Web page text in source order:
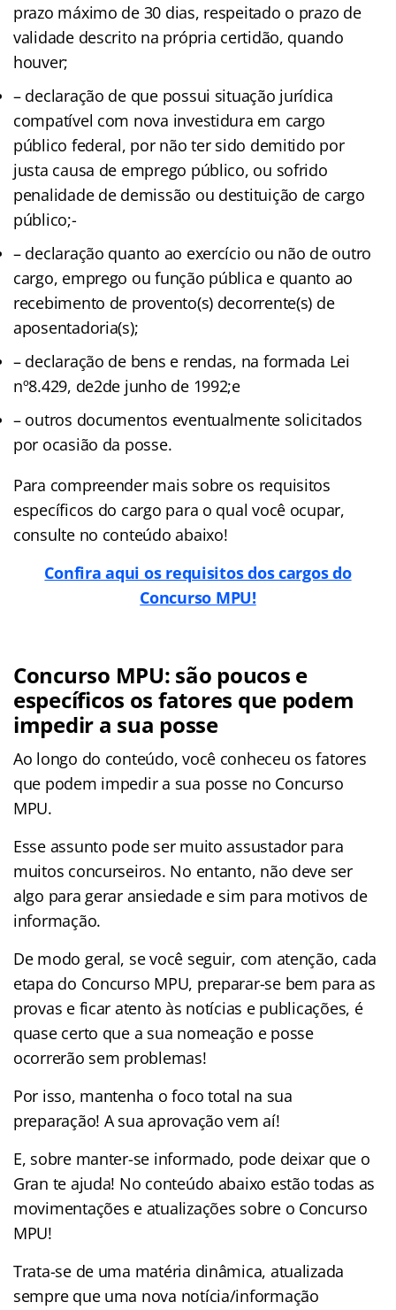
prazo máximo de 30 dias, respeitado o prazo de
validade descrito na própria certidão, quando
houver;
– declaração de que possui situação jurídica
compatível com nova investidura em cargo
público federal, por não ter sido demitido por
justa causa de emprego público, ou sofrido
penalidade de demissão ou destituição de cargo
público;-
– declaração quanto ao exercício ou não de outro
cargo, emprego ou função pública e quanto ao
recebimento de provento(s) decorrente(s) de
aposentadoria(s);
– declaração de bens e rendas, na formada Lei
nº8.429, de2de junho de 1992;e
– outros documentos eventualmente solicitados
por ocasião da posse.
Para compreender mais sobre os requisitos
específicos do cargo para o qual você ocupar,
consulte no conteúdo abaixo!
Confira aqui os requisitos dos cargos do
Concurso MPU!
Concurso MPU: são poucos e
específicos os fatores que podem
impedir a sua posse
Ao longo do conteúdo, você conheceu os fatores
que podem impedir a sua posse no Concurso
MPU.
Esse assunto pode ser muito assustador para
muitos concurseiros. No entanto, não deve ser
algo para gerar ansiedade e sim para motivos de
informação.
De modo geral, se você seguir, com atenção, cada
etapa do Concurso MPU, preparar-se bem para as
provas e ficar atento às notícias e publicações, é
quase certo que a sua nomeação e posse
ocorrerão sem problemas!
Por isso, mantenha o foco total na sua
preparação! A sua aprovação vem aí!
E, sobre manter-se informado, pode deixar que o
Gran te ajuda! No conteúdo abaixo estão todas as
movimentações e atualizações sobre o Concurso
MPU!
Trata-se de uma matéria dinâmica, atualizada
sempre que uma nova notícia/informação